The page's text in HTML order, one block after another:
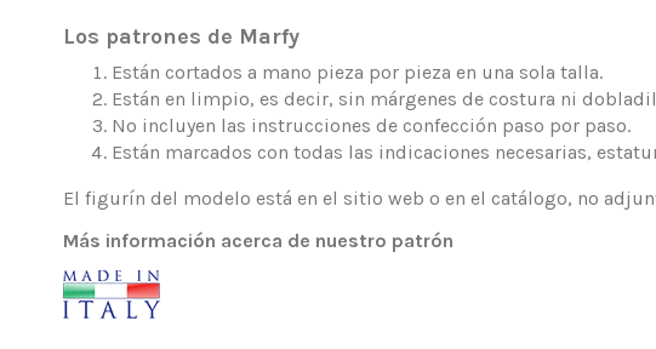
Los patrones de Marfy
Están cortados a mano pieza por pieza en una sola talla.
Están en limpio, es decir, sin márgenes de costura ni
No incluyen las instrucciones de confección paso por paso.
Están marcados con todas las indicaciones necesarias,
El figurín del modelo está en el sitio web o en el catálogo, no
Más información acerca de nuestro patrón